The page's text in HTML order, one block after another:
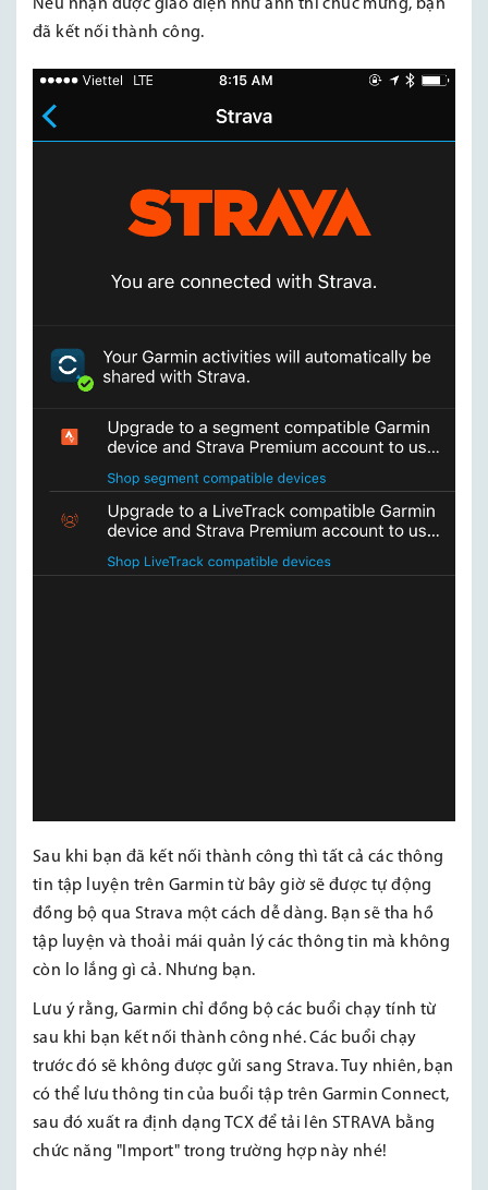
Nếu nhận được giao diện như ảnh thì chúc mừng, bạn
đã kết nối thành công.
Sau khi bạn đã kết nối thành công thì tất cả các thông
tin tập luyện trên Garmin từ bây giờ sẽ được tự động
đồng bộ qua Strava một cách dễ dàng. Bạn sẽ tha hồ
tập luyện và thoải mái quản lý các thông tin mà không
còn lo lắng gì cả. Nhưng bạn.
Lưu ý rằng, Garmin chỉ đồng bộ các buổi chạy tính từ
sau khi bạn kết nối thành công nhé. Các buổi chạy
trước đó sẽ không được gửi sang Strava. Tuy nhiên, bạn
có thể lưu thông tin của buổi tập trên Garmin Connect,
sau đó xuất ra định dạng TCX để tải lên STRAVA bằng
chức năng "Import" trong trường hợp này nhé!